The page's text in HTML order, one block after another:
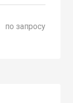
по запросу